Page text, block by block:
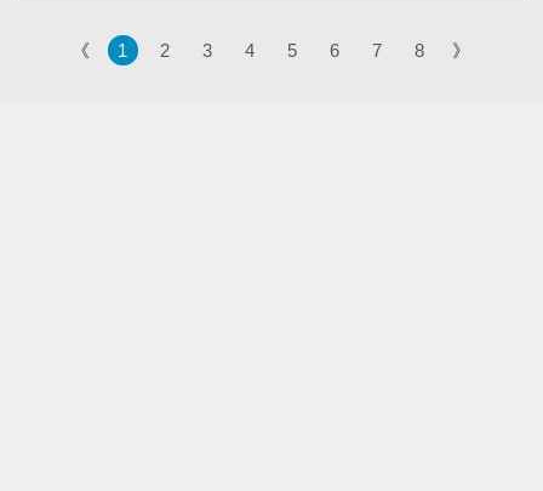
《 1 2 3 4 5 6 7 8 》